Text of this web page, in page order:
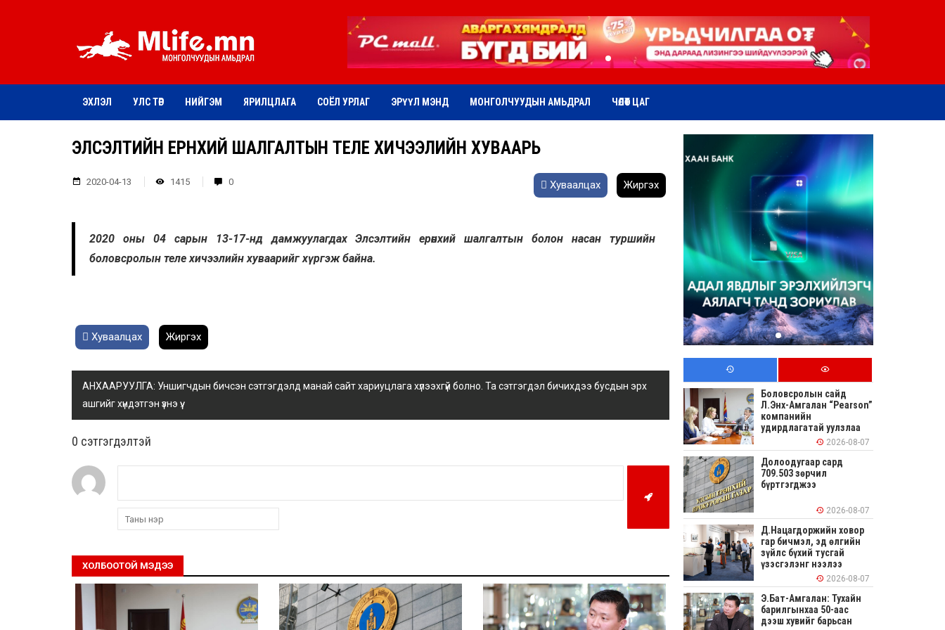
ЭХЛЭЛ УЛС ТӨР НИЙГЭМ ЯРИЛЦЛАГА СОЁЛ УРЛАГ ЭРҮҮЛ МЭНД МОНГОЛЧУУДЫН АМЬДРАЛ ЧӨЛӨӨТ ЦАГ
ЭЛСЭЛТИЙН ЕРӨНХИЙ ШАЛГАЛТЫН ТЕЛЕ ХИЧЭЭЛИЙН ХУВААРЬ
2020-04-13 1415 0 Хуваалцах Жиргэх
2020 оны 04 сарын 13-17-нд дамжуулагдах Элсэлтийн ерөнхий шалгалтын болон насан туршийн
боловсролын теле хичээлийн хуваарийг хүргэж байна.
Хуваалцах Жиргэх
АНХААРУУЛГА: Уншигчдын бичсэн сэтгэгдэлд манай сайт хариуцлага хүлээхгүй болно. Та сэтгэгдэл бичихдээ бусдын эрх
ашгийг хүндэтгэн үзнэ үү.
0 cэтгэгдэлтэй
ХОЛБООТОЙ МЭДЭЭ
Боловсролын сайд
Л.Энх-Амгалан “Pearson”
компанийн
удирдлагатай уулзлаа
2026-08-07
Долоодугаар сард
709.503 зөрчил
бүртгэгджээ
2026-08-07
Д.Нацагдоржийн ховор
гар бичмэл, эд өлгийн
зүйлс бүхий тусгай
үзэсгэлэнг нээлээ
2026-08-07
Э.Бат-Амгалан: Тухайн
барилгынхаа 50-аас
дээш хувийг барьсан